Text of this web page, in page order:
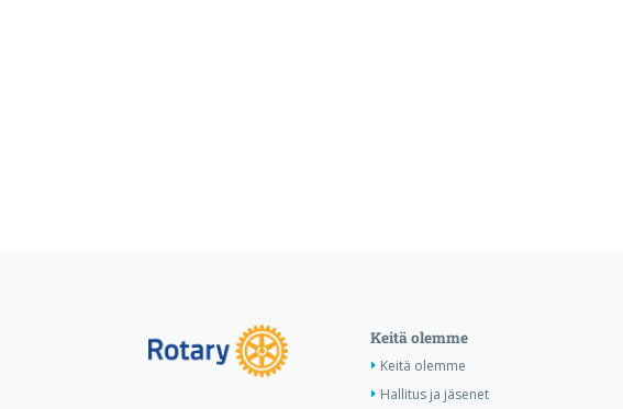
Keitä olemme
Keitä olemme
Hallitus ja jäsenet